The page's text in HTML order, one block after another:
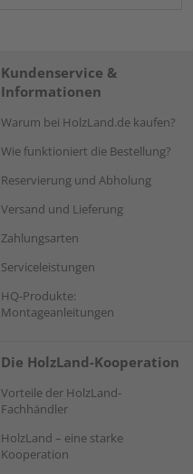
Kundenservice &
Informationen
Warum bei HolzLand.de kaufen?
Wie funktioniert die Bestellung?
Reservierung und Abholung
Versand und Lieferung
Zahlungsarten
Serviceleistungen
HQ-Produkte:
Montageanleitungen
Die HolzLand-Kooperation
Vorteile der HolzLand-
Fachhändler
HolzLand – eine starke
Kooperation